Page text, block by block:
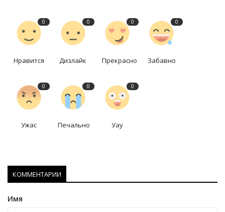
0
Нравится
0
Дизлайк
0
Прекрасно
0
Забавно
0
Ужас
0
Печально
0
Уау
КОММЕНТАРИИ
Имя